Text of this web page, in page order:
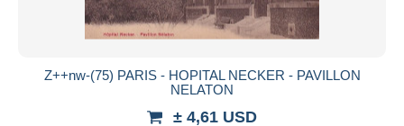
Z++nw-(75) PARIS - HOPITAL NECKER - PAVILLON
NELATON
± 4,61 USD